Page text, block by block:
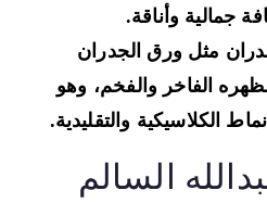
وأناقة.
مثل ورق الجدران
الفاخر والفخم، وهو
والتقليدية.
السالم